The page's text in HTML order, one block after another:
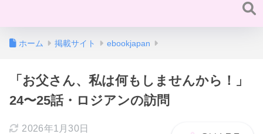
ホーム 掲載サイト ebookjapan
「お父さん、私は何もしませんから！」
24〜25話・ロジアンの訪問
2026年1月30日